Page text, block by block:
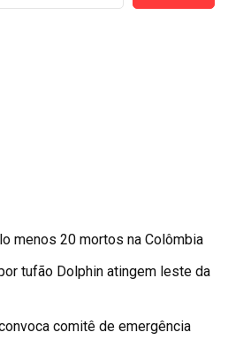
menos 20 mortos na Colômbia
tufão Dolphin atingem leste da
comitê de emergência